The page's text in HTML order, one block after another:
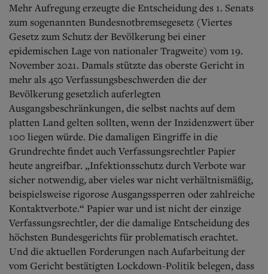
Mehr Aufregung erzeugte die Entscheidung des 1. Senats
zum sogenannten Bundesnotbremsegesetz (Viertes
Gesetz zum Schutz der Bevölkerung bei einer
epidemischen Lage von nationaler Tragweite) vom 19.
November 2021. Damals stützte das oberste Gericht in
mehr als 450 Verfassungsbeschwerden die der
Bevölkerung gesetzlich auferlegten
Ausgangsbeschränkungen, die selbst nachts auf dem
platten Land gelten sollten, wenn der Inzidenzwert über
100 liegen würde. Die damaligen Eingriffe in die
Grundrechte findet auch Verfassungsrechtler Papier
heute angreifbar. „Infektionsschutz durch Verbote war
sicher notwendig, aber vieles war nicht verhältnismäßig,
beispielsweise rigorose Ausgangssperren oder zahlreiche
Kontaktverbote.“ Papier war und ist nicht der einzige
Verfassungsrechtler, der die damalige Entscheidung des
höchsten Bundesgerichts für problematisch erachtet.
Und die aktuellen Forderungen nach Aufarbeitung der
vom Gericht bestätigten Lockdown-Politik belegen, dass